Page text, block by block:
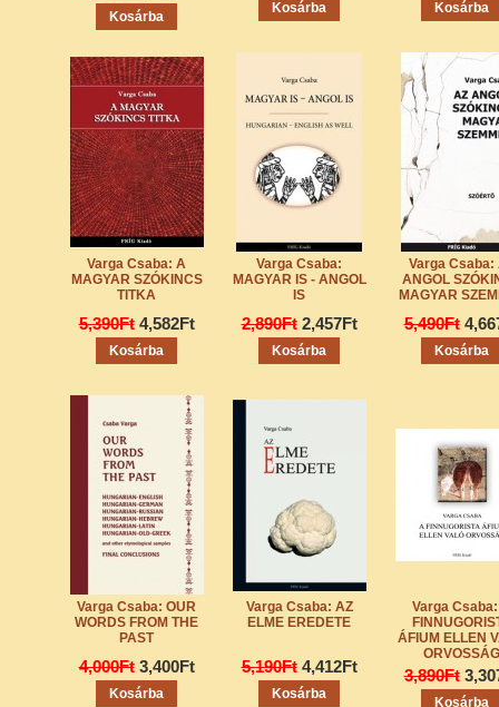
Varga Csaba: A
MAGYAR SZÓKINCS
TITKA
5,390Ft 4,582Ft
Varga Csaba:
MAGYAR IS - ANGOL
IS
2,890Ft 2,457Ft
Varga Csaba:
ANGOL
MAGYAR
5,490Ft
Varga Csaba: OUR
WORDS FROM THE
PAST
4,000Ft 3,400Ft
Varga Csaba: AZ
ELME EREDETE
5,190Ft 4,412Ft
Varga
ÁFIUM ELLEN
ORVOSSÁG
3,890Ft